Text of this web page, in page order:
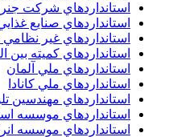
استانداردهاي شرکت
استانداردهاي صنايع
استانداردهاي غير
استانداردهاي کميته بين
استانداردهاي ملي آلمان
استانداردهاي ملي کانادا
استانداردهاي مهندسين
استانداردهاي موسسه
استانداردهاي موسسه